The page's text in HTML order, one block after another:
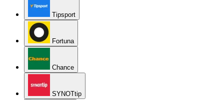
Tipsport
Fortuna
Chance
SYNOTtip